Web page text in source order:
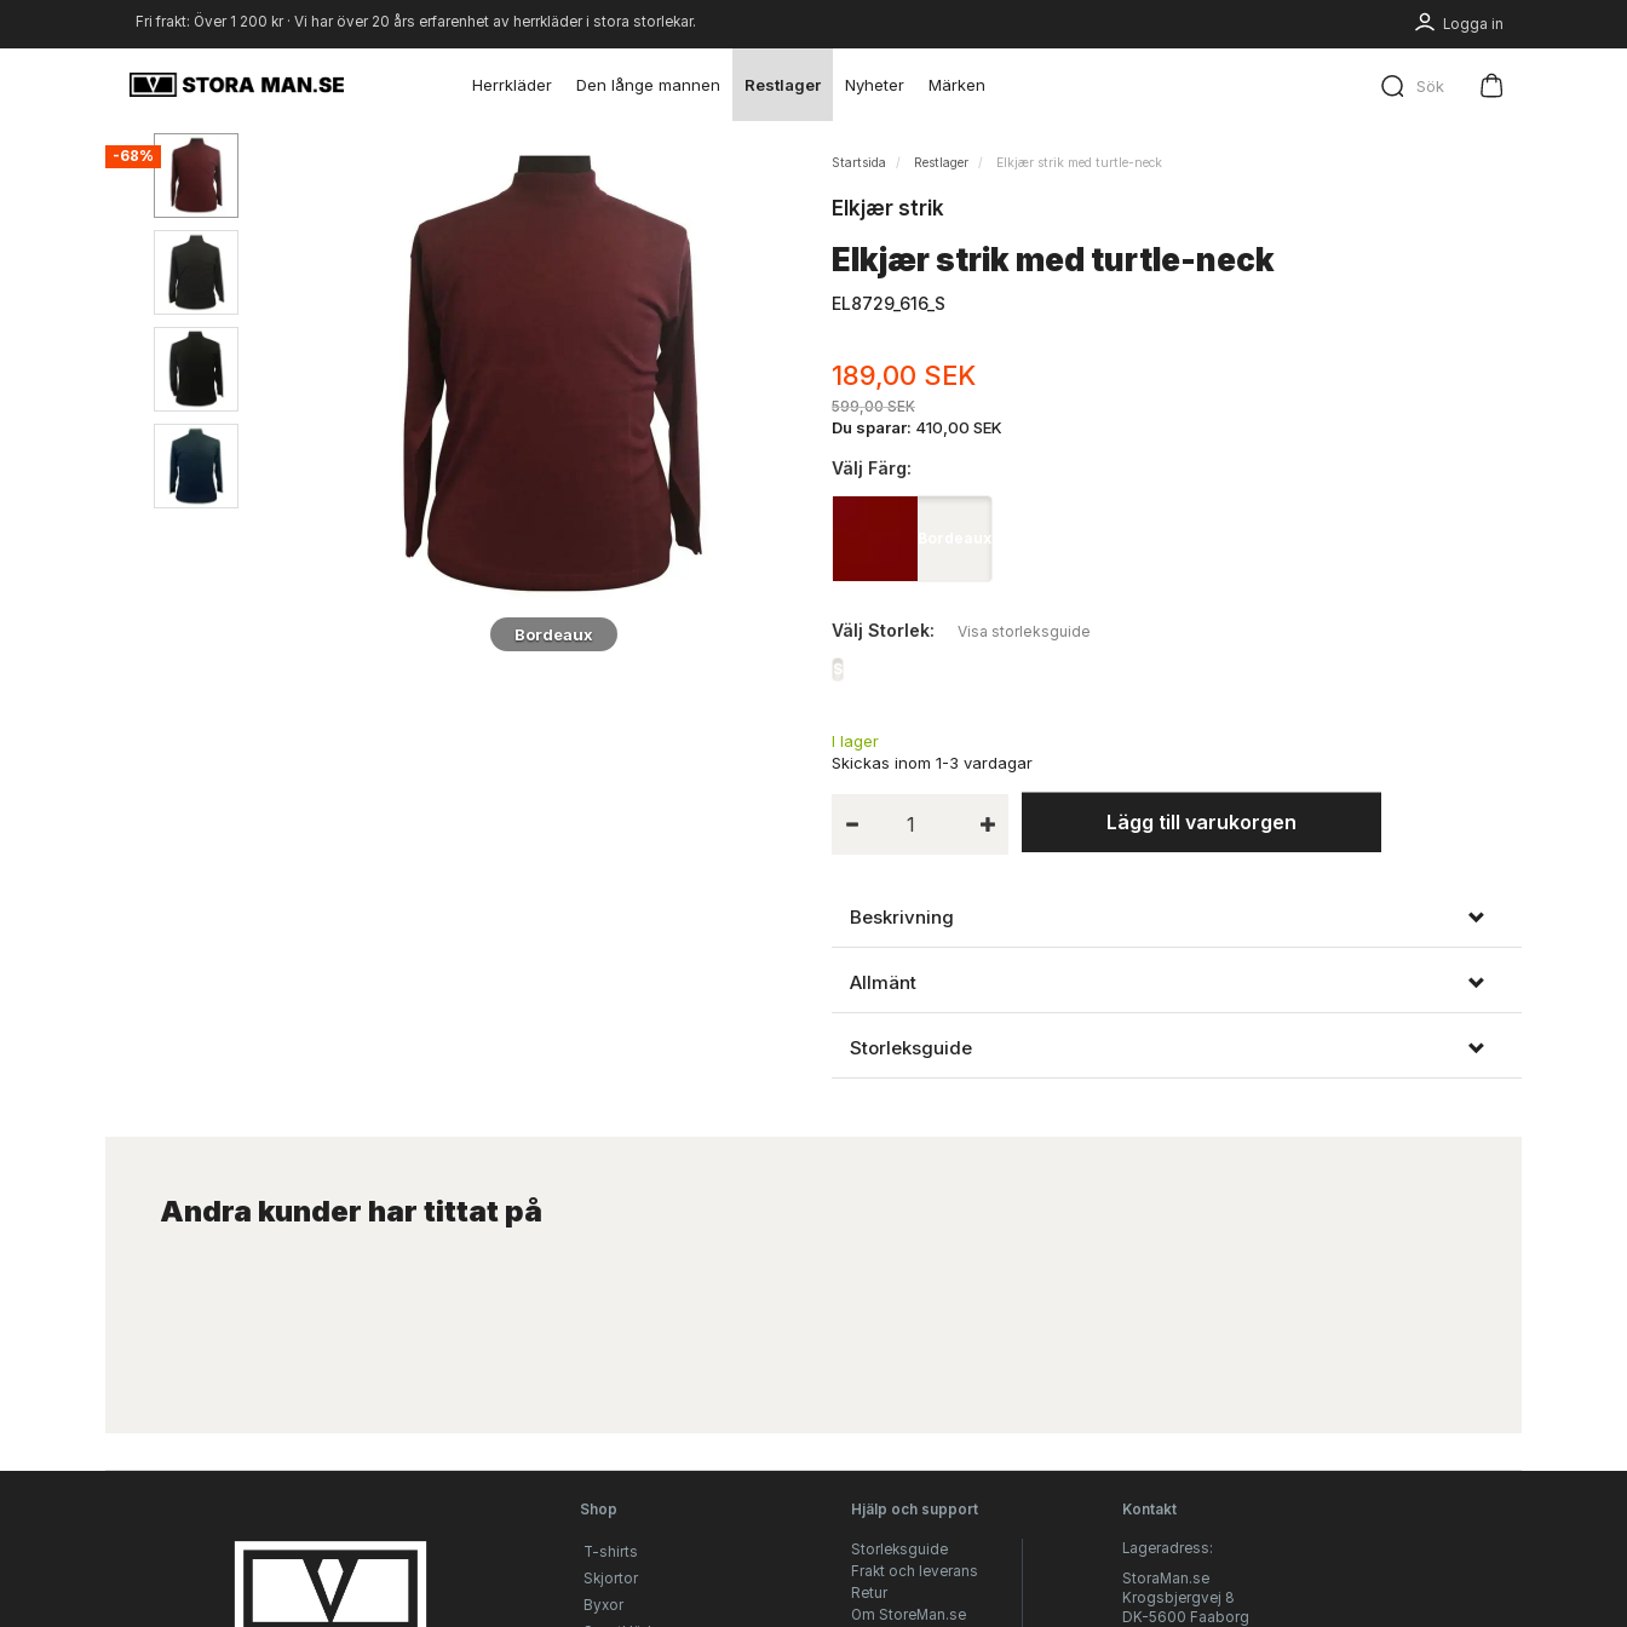
Logga in
Fri frakt: Över 1 200 kr · Vi har över 20 års erfarenhet av herrkläder i stora storlekar.
Sök
Herrkläder Den långe mannen Restlager Nyheter Märken
-68%
Bordeaux Koksgrå Mix
Startsida Restlager Elkjær strik med turtle-neck
Elkjær strik
Elkjær strik med turtle-neck
EL8729_616_S
189,00 SEK
599,00 SEK
Du sparar: 410,00 SEK
Välj Färg:
Bordeaux
Välj Storlek: Visa storleksguide
S
I lager
Lägg till varukorgen
Beskrivning
Allmänt
Storleksguide
Andra kunder har tittat på
Shop
T-shirts
Skjortor
Byxor
Hjälp och support
Storleksguide
Frakt och leverans
Retur
Om StoreMan.se
Kontakt
Lageradress:
StoraMan.se
Krogsbjergvej 8
DK-5600 Faaborg